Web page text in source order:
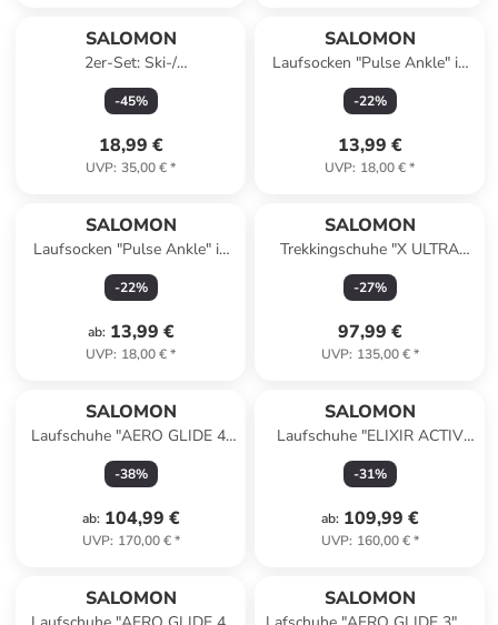
SALOMON
2er-Set: Ski-/
Snowboardsocken "Access" in
Schwarz/ Blau
-45%
18,99 €
UVP: 35,00 €*
SALOMON
Laufsocken "Pulse Ankle" in
Dunkelblau/ Blau
-22%
13,99 €
UVP: 18,00 €*
SALOMON
Laufsocken "Pulse Ankle" in
Anthrazit/ Schwarz
-22%
ab: 13,99 €
UVP: 18,00 €*
SALOMON
Trekkingschuhe "X ULTRA
360" in Grau
-27%
97,99 €
UVP: 135,00 €*
SALOMON
Laufschuhe "AERO GLIDE 4"
in Schwarz/ Lila
-38%
ab: 104,99 €
UVP: 170,00 €*
SALOMON
Laufschuhe "ELIXIR ACTIV
GTX" in Grau/ Dunkelblau/
Khaki
-31%
ab: 109,99 €
UVP: 160,00 €*
SALOMON SALOMON